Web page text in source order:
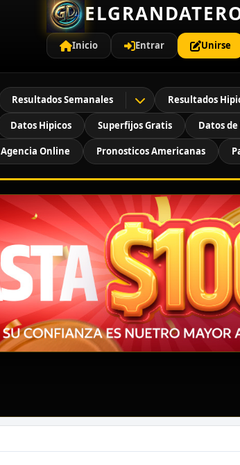
Inicio Entrar Unirse
Resultados Semanales Resultados
Datos Hipicos Superfijos Gratis Datos
Agencia Online Pronosticos Americanas